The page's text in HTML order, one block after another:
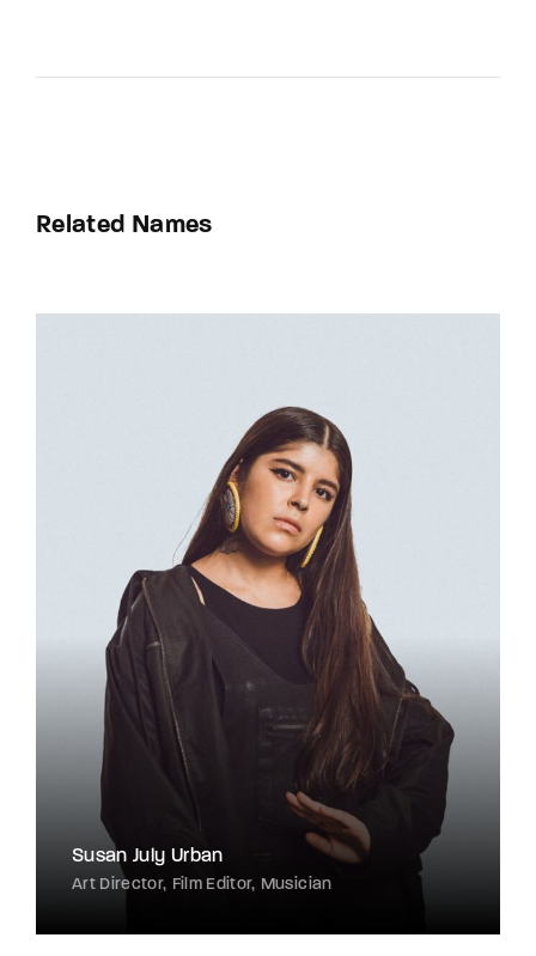
Related Names
Susan July Urban
Art Director Film Editor Musician